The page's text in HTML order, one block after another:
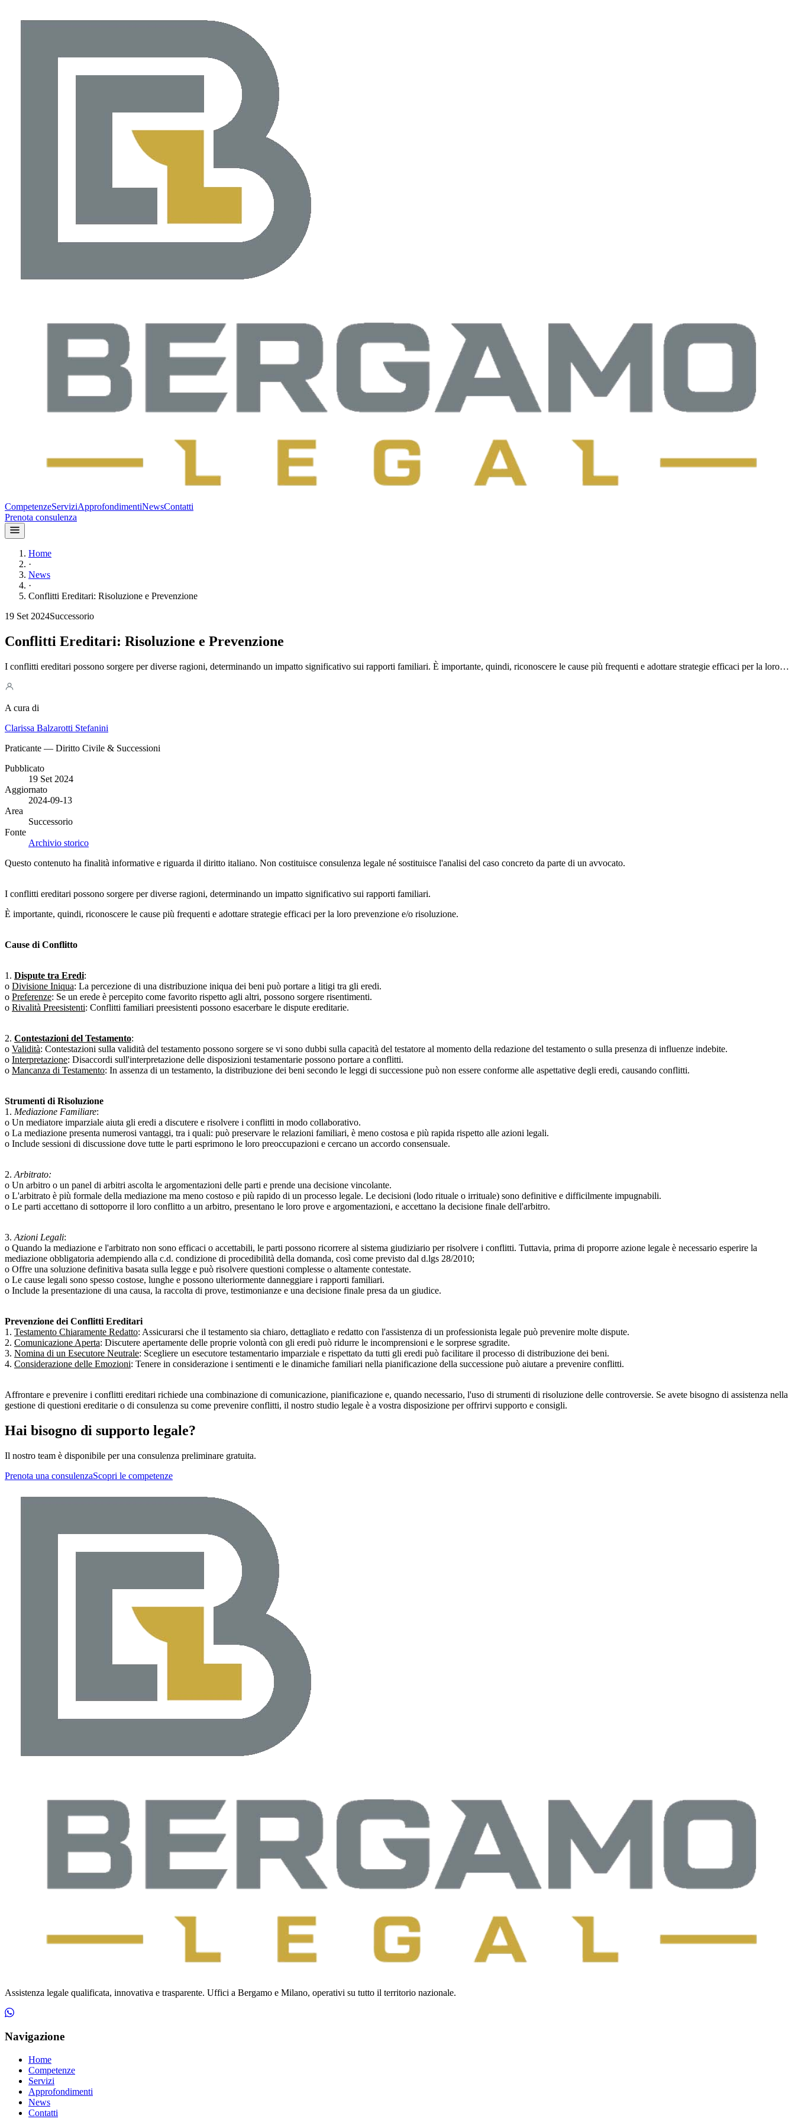
CompetenzeServiziApprofondimentiNewsContatti
Prenota consulenza
Home
·
News
·
Conflitti Ereditari: Risoluzione e Prevenzione
19 Set 2024Successorio
Conflitti Ereditari: Risoluzione e Prevenzione
I conflitti ereditari possono sorgere per diverse ragioni, determinando un impatto significativo sui rapporti familiari. È importante, quindi, riconoscere le cause più frequenti e adottare strategie efficaci per la loro…
A cura di
Clarissa Balzarotti Stefanini
Praticante — Diritto Civile & Successioni
Pubblicato
19 Set 2024
Aggiornato
2024-09-13
Area
Successorio
Fonte
Archivio storico
Questo contenuto ha finalità informative e riguarda il diritto italiano. Non costituisce consulenza legale né sostituisce l'analisi del caso concreto da parte di un avvocato.
I conflitti ereditari possono sorgere per diverse ragioni, determinando un impatto significativo sui rapporti familiari.
È importante, quindi, riconoscere le cause più frequenti e adottare strategie efficaci per la loro prevenzione e/o risoluzione.
Cause di Conflitto
1. Dispute tra Eredi:
o Divisione Iniqua: La percezione di una distribuzione iniqua dei beni può portare a litigi tra gli eredi.
o Preferenze: Se un erede è percepito come favorito rispetto agli altri, possono sorgere risentimenti.
o Rivalità Preesistenti: Conflitti familiari preesistenti possono esacerbare le dispute ereditarie.
2. Contestazioni del Testamento:
o Validità: Contestazioni sulla validità del testamento possono sorgere se vi sono dubbi sulla capacità del testatore al momento della redazione del testamento o sulla presenza di influenze indebite.
o Interpretazione: Disaccordi sull'interpretazione delle disposizioni testamentarie possono portare a conflitti.
o Mancanza di Testamento: In assenza di un testamento, la distribuzione dei beni secondo le leggi di successione può non essere conforme alle aspettative degli eredi, causando conflitti.
Strumenti di Risoluzione
1. Mediazione Familiare:
o Un mediatore imparziale aiuta gli eredi a discutere e risolvere i conflitti in modo collaborativo.
o La mediazione presenta numerosi vantaggi, tra i quali: può preservare le relazioni familiari, è meno costosa e più rapida rispetto alle azioni legali.
o Include sessioni di discussione dove tutte le parti esprimono le loro preoccupazioni e cercano un accordo consensuale.
2. Arbitrato:
o Un arbitro o un panel di arbitri ascolta le argomentazioni delle parti e prende una decisione vincolante.
o L'arbitrato è più formale della mediazione ma meno costoso e più rapido di un processo legale. Le decisioni (lodo rituale o irrituale) sono definitive e difficilmente impugnabili.
o Le parti accettano di sottoporre il loro conflitto a un arbitro, presentano le loro prove e argomentazioni, e accettano la decisione finale dell'arbitro.
3. Azioni Legali:
o Quando la mediazione e l'arbitrato non sono efficaci o accettabili, le parti possono ricorrere al sistema giudiziario per risolvere i conflitti. Tuttavia, prima di proporre azione legale è necessario esperire la
mediazione obbligatoria adempiendo alla c.d. condizione di procedibilità della domanda, così come previsto dal d.lgs 28/2010;
o Offre una soluzione definitiva basata sulla legge e può risolvere questioni complesse o altamente contestate.
o Le cause legali sono spesso costose, lunghe e possono ulteriormente danneggiare i rapporti familiari.
o Include la presentazione di una causa, la raccolta di prove, testimonianze e una decisione finale presa da un giudice.
Prevenzione dei Conflitti Ereditari
1. Testamento Chiaramente Redatto: Assicurarsi che il testamento sia chiaro, dettagliato e redatto con l'assistenza di un professionista legale può prevenire molte dispute.
2. Comunicazione Aperta: Discutere apertamente delle proprie volontà con gli eredi può ridurre le incomprensioni e le sorprese sgradite.
3. Nomina di un Esecutore Neutrale: Scegliere un esecutore testamentario imparziale e rispettato da tutti gli eredi può facilitare il processo di distribuzione dei beni.
4. Considerazione delle Emozioni: Tenere in considerazione i sentimenti e le dinamiche familiari nella pianificazione della successione può aiutare a prevenire conflitti.
Affrontare e prevenire i conflitti ereditari richiede una combinazione di comunicazione, pianificazione e, quando necessario, l'uso di strumenti di risoluzione delle controversie. Se avete bisogno di assistenza nella
gestione di questioni ereditarie o di consulenza su come prevenire conflitti, il nostro studio legale è a vostra disposizione per offrirvi supporto e consigli.
Hai bisogno di supporto legale?
Il nostro team è disponibile per una consulenza preliminare gratuita.
Prenota una consulenzaScopri le competenze
Assistenza legale qualificata, innovativa e trasparente. Uffici a Bergamo e Milano, operativi su tutto il territorio nazionale.
Navigazione
Home
Competenze
Servizi
Approfondimenti
News
Contatti